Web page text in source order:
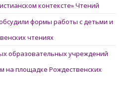
контексте» Чтений
формы работы с детьми и
чтениях
образовательных учреждений
на площадке Рождественских